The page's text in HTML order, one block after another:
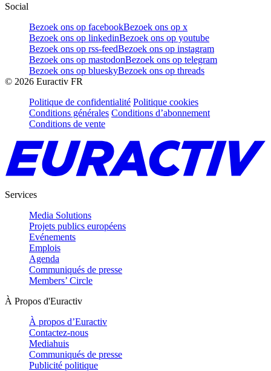
Social
Bezoek ons op facebookBezoek ons op x
Bezoek ons op linkedinBezoek ons op youtube
Bezoek ons op rss-feedBezoek ons op instagram
Bezoek ons op mastodonBezoek ons op telegram
Bezoek ons op blueskyBezoek ons op threads
© 2026 Euractiv FR
Politique de confidentialité Politique cookies
Conditions générales Conditions d’abonnement
Conditions de vente
Services
Media Solutions
Projets publics européens
Evénements
Emplois
Agenda
Communiqués de presse
Members’ Circle
À Propos d'Euractiv
À propos d’Euractiv
Contactez-nous
Mediahuis
Communiqués de presse
Publicité politique